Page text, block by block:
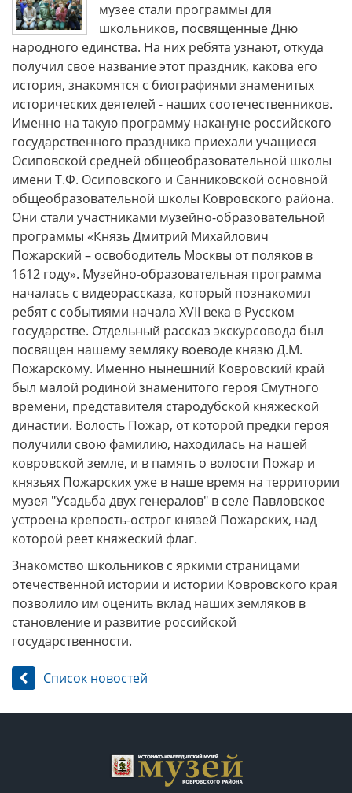
музее стали программы для
школьников, посвященные Дню
народного единства. На них ребята узнают, откуда
получил свое название этот праздник, какова его
история, знакомятся с биографиями знаменитых
исторических деятелей - наших соотечественников.
Именно на такую программу накануне российского
государственного праздника приехали учащиеся
Осиповской средней общеобразовательной школы
имени Т.Ф. Осиповского и Санниковской основной
общеобразовательной школы Ковровского района.
Они стали участниками музейно-образовательной
программы «Князь Дмитрий Михайлович
Пожарский – освободитель Москвы от поляков в
1612 году». Музейно-образовательная программа
началась с видеорассказа, который познакомил
ребят с событиями начала XVII века в Русском
государстве. Отдельный рассказ экскурсовода был
посвящен нашему земляку воеводе князю Д.М.
Пожарскому. Именно нынешний Ковровский край
был малой родиной знаменитого героя Смутного
времени, представителя стародубской княжеской
династии. Волость Пожар, от которой предки героя
получили свою фамилию, находилась на нашей
ковровской земле, и в память о волости Пожар и
князьях Пожарских уже в наше время на территории
музея "Усадьба двух генералов" в селе Павловское
устроена крепость-острог князей Пожарских, над
которой реет княжеский флаг.
Знакомство школьников с яркими страницами
отечественной истории и истории Ковровского края
позволило им оценить вклад наших земляков в
становление и развитие российской
государственности.
Список новостей